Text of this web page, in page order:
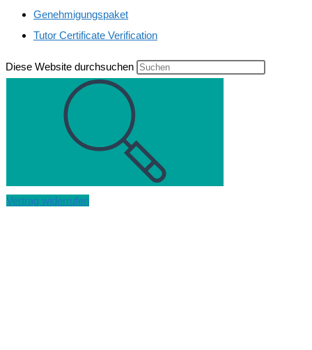
Genehmigungspaket
Tutor Certificate Verification
Diese Website durchsuchen
Vertrag widerrufen